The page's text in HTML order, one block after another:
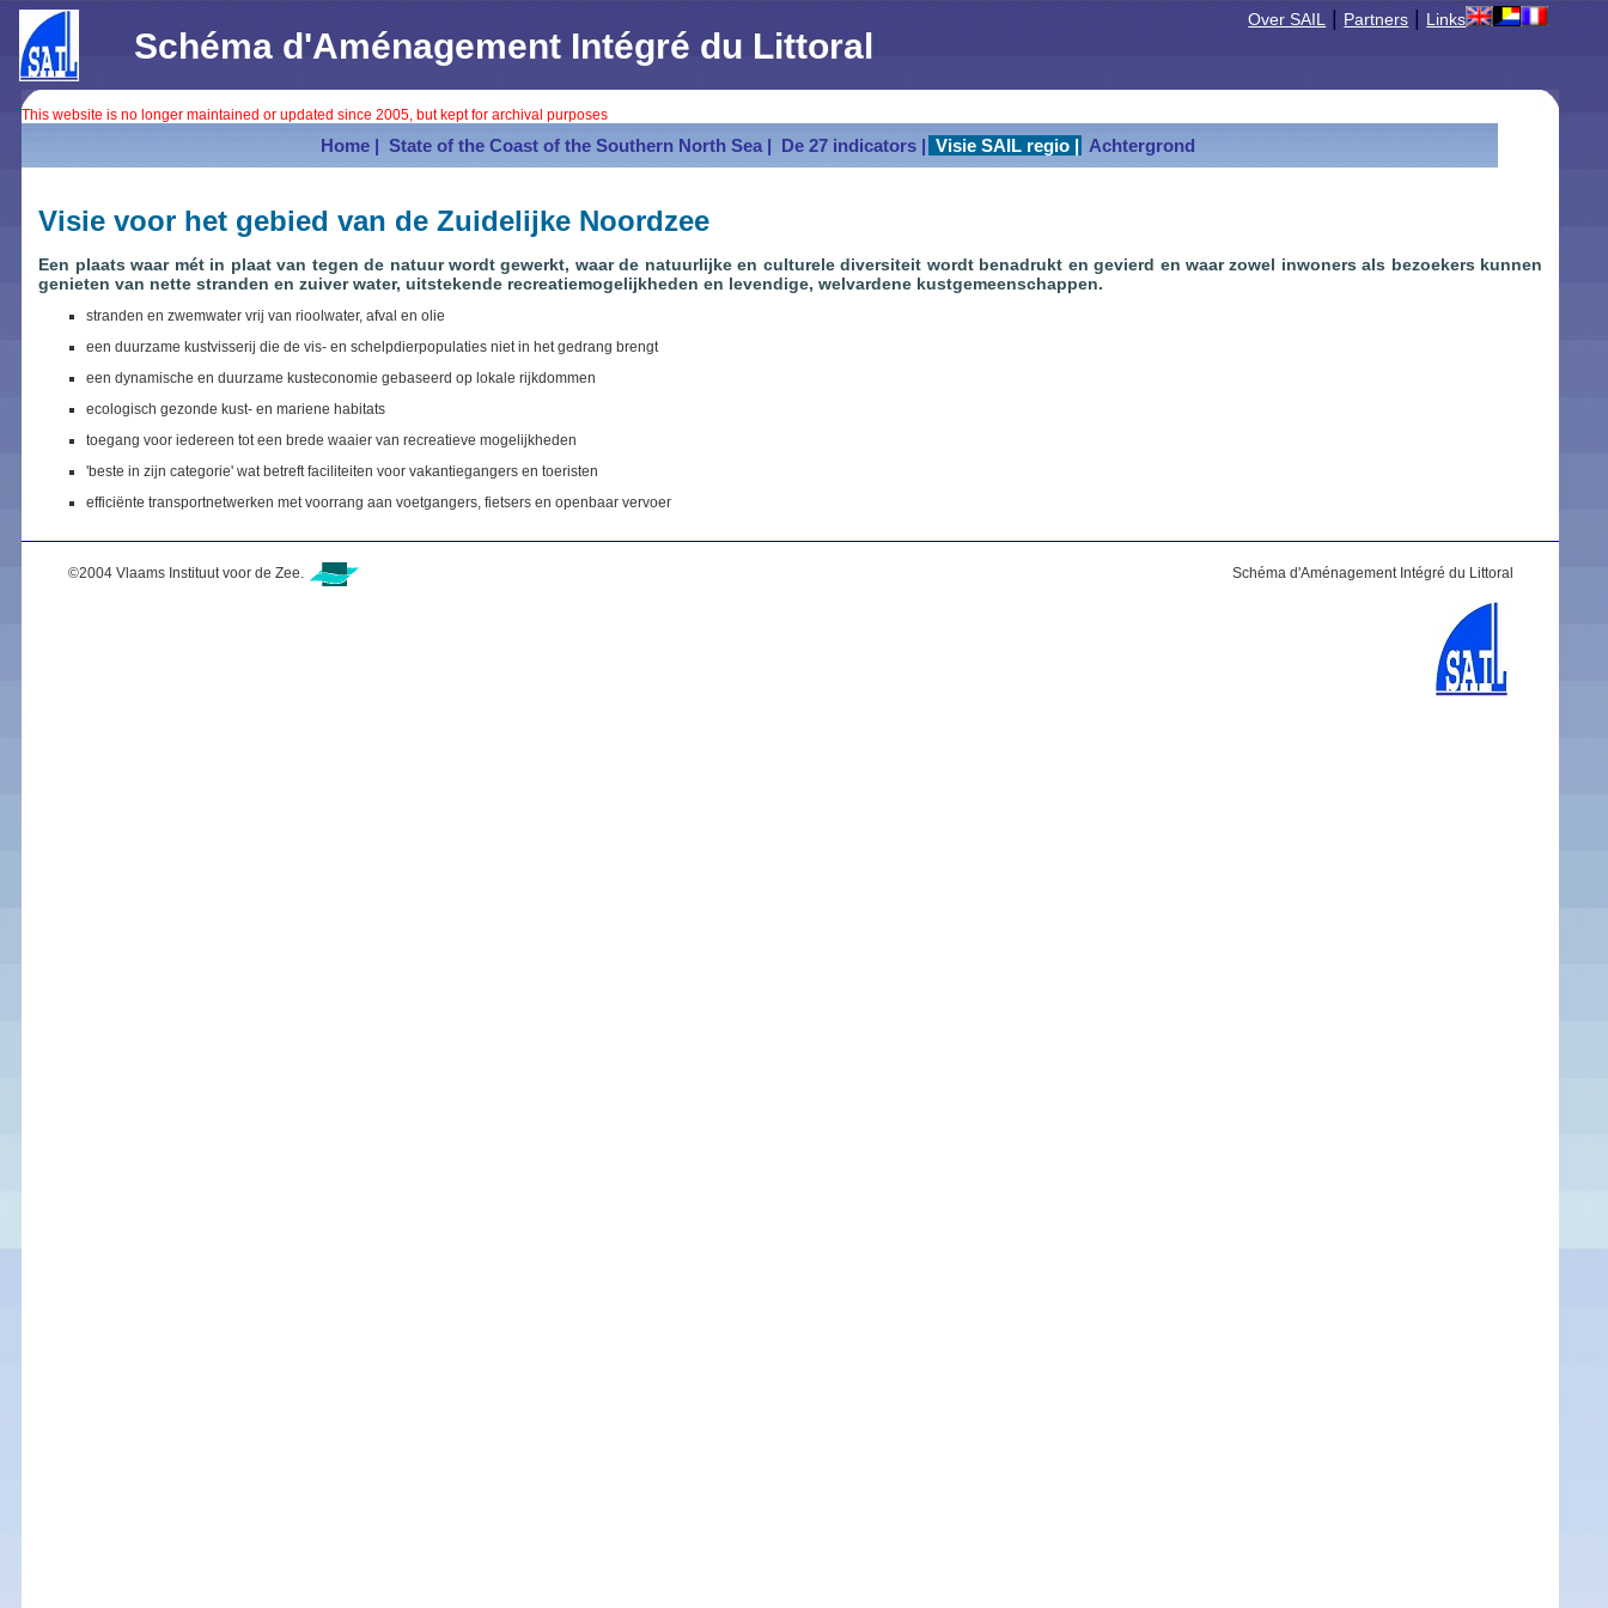
Schéma d'Aménagement Intégré du Littoral
Over SAIL Partners Links
This website is no longer maintained or updated since 2005, but kept for archival purposes
Home | State of the Coast of the Southern North Sea | De 27 indicators | Visie SAIL regio | Achtergrond
Visie voor het gebied van de Zuidelijke Noordzee
Een plaats waar mét in plaat van tegen de natuur wordt gewerkt, waar de natuurlijke en culturele diversiteit wordt benadrukt en gevierd en waar zowel inwoners als bezoekers kunnen
genieten van nette stranden en zuiver water, uitstekende recreatiemogelijkheden en levendige, welvardene kustgemeenschappen.
stranden en zwemwater vrij van rioolwater, afval en olie
een duurzame kustvisserij die de vis- en schelpdierpopulaties niet in het gedrang brengt
een dynamische en duurzame kusteconomie gebaseerd op lokale rijkdommen
ecologisch gezonde kust- en mariene habitats
toegang voor iedereen tot een brede waaier van recreatieve mogelijkheden
'beste in zijn categorie' wat betreft faciliteiten voor vakantiegangers en toeristen
efficiënte transportnetwerken met voorrang aan voetgangers, fietsers en openbaar vervoer
©2004 Vlaams Instituut voor de Zee. Schéma d'Aménagement Intégré du Littoral